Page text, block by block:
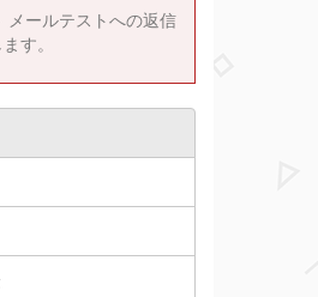
メールテストへの返信
す。